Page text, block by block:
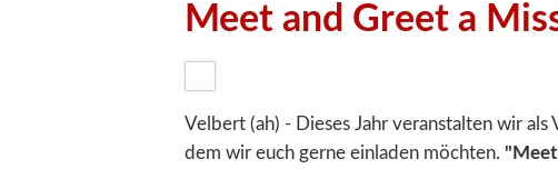
Meet and Greet a
Velbert (ah) - Dieses Jahr veranstalten wir
dem wir euch gerne einladen möchten.